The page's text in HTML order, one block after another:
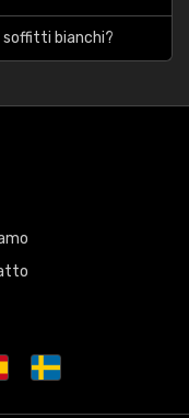
soffitti bianchi?